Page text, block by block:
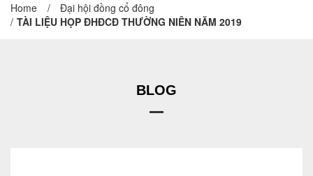
TRANG CHỦ
Hồ sơ năng lực
Home /
Đại hội đồng cổ đông
/ TÀI LIỆU HỌP ĐHĐCĐ THƯỜNG NIÊN NĂM 2019
BLOG